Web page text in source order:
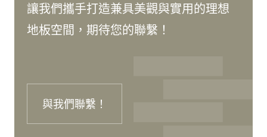
讓我們攜手打造兼具美觀與實用的理想
地板空間，期待您的聯繫！
與我們聯繫！